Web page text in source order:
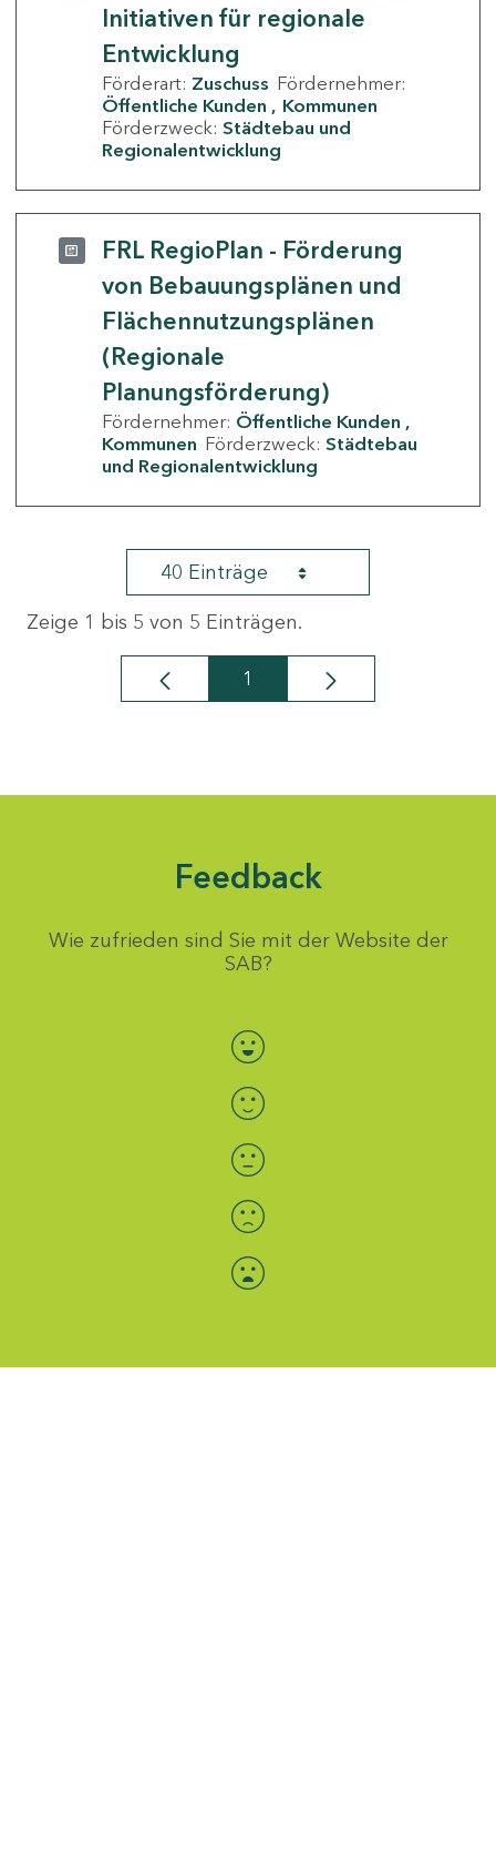
Initiativen für regionale
Entwicklung
Förderart: Zuschuss Fördernehmer:
Öffentliche Kunden
Kommunen
Förderzweck: Städtebau und
Regionalentwicklung
FRL RegioPlan - Förderung
von Bebauungsplänen und
Flächennutzungsplänen
(Regionale
Planungsförderung)
Fördernehmer: Öffentliche Kunden
Kommunen Förderzweck: Städtebau
und Regionalentwicklung
40 Einträge
Zeige 1 bis 5 von 5 Einträgen.
Seite
1
Feedback
Wie zufrieden sind Sie mit der Website der
SAB?
Bewertung auswählen